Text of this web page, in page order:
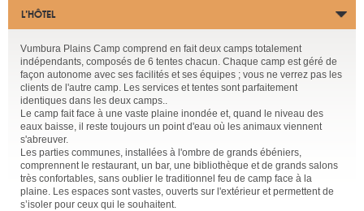
L’HÔTEL
Vumbura Plains Camp comprend en fait deux camps totalement
indépendants, composés de 6 tentes chacun. Chaque camp est géré de
façon autonome avec ses facilités et ses équipes ; vous ne verrez pas les
clients de l'autre camp. Les services et tentes sont parfaitement
identiques dans les deux camps..
Le camp fait face à une vaste plaine inondée et, quand le niveau des
eaux baisse, il reste toujours un point d'eau où les animaux viennent
s'abreuver.
Les parties communes, installées à l'ombre de grands ébéniers,
comprennent le restaurant, un bar, une bibliothèque et de grands salons
très confortables, sans oublier le traditionnel feu de camp face à la
plaine. Les espaces sont vastes, ouverts sur l'extérieur et permettent de
s’isoler pour ceux qui le souhaitent.